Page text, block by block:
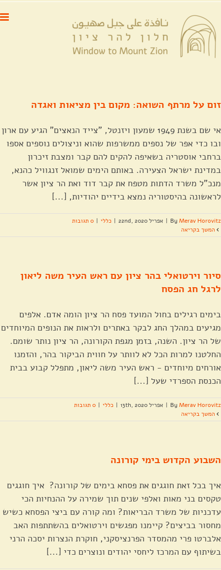
דלג
לתוכן
זום על מרתף השואה: מקום בין מציאות ואגדה
אי שם בשנת 1949 שמעון ויזנטל, "צייד הנאצים" הגיע עם ארון
ובו כדי אפר של נספים ממשרפות שהוא וניצולים נוספים אספו
ברחבי אוסטריה בשאיפה להקים להם קבר ומצבת זיכרון
במדינת ישראל הצעירה. באותם הימים שמואל זנגוויל כהנא,
מנכ"ל משרד הדתות מטפח את קבר דוד ואת הר ציון אשר
לראשונה בהיסטוריה נמצא בידיים יהודיות, [...]
By Merav Horovitz
| אפריל 22nd, 2020 | כללי | 0 תגובות
המשך בקריאה
סיור וירטואלי בהר ציון עם ראש העיר משה ליאון
לרגל חג הפסח
בימים רגילים בחול המועד פסח הר ציון הומה אדם. אלפים
מגיעים במהלך החג לבקר באתרים ולראות את הנופים המיוחדים
של הר ציון. השנה, בזמן מגפת הקורונה, הר ציון נותר שומם.
החלטנו למרות הכל לא לוותר על חווית הביקור בהר, והזמנו
אורחים מיוחדים - ראש העיר משה ליאון, מתפלל קבוע בבית
הכנסת הספרדי שעל [...]
By Merav Horovitz
| אפריל 13th, 2020 | כללי | 0 תגובות
המשך בקריאה
השבוע הקדוש בימי קורונה
איך בכל זאת חוגגים את פסחא בימים של קורונה? איך חוגגים
טקסים בני מאות ואלפי שנים תוך שמירה על ההנחיות הכי
עדכניות של משרד הבריאות? ומה קורה עם ביצי הפסחא כשיש
מחסור בביצים? קיימנו מפגשים וירטואלים בהשתתפות האב
אלברטו פרי מהמסדר הפרנציסקני, חוקרת הנצרות יסכה הרני
בשיתוף עם המרכז ליחסי יהודים ונוצרים כדי [...]